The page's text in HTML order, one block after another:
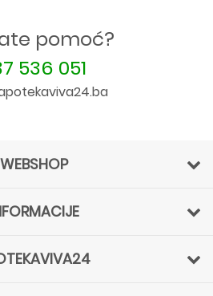
pomoć?
536 051
WEBSHOP